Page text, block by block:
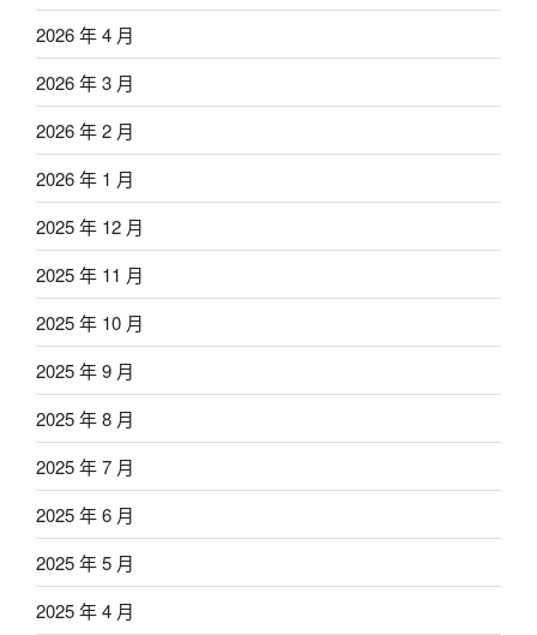
2026 年 4 月
2026 年 3 月
2026 年 2 月
2026 年 1 月
2025 年 12 月
2025 年 11 月
2025 年 10 月
2025 年 9 月
2025 年 8 月
2025 年 7 月
2025 年 6 月
2025 年 5 月
2025 年 4 月